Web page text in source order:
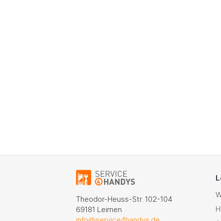
Theodor-Heuss-Str. 102-104
69181 Leimen